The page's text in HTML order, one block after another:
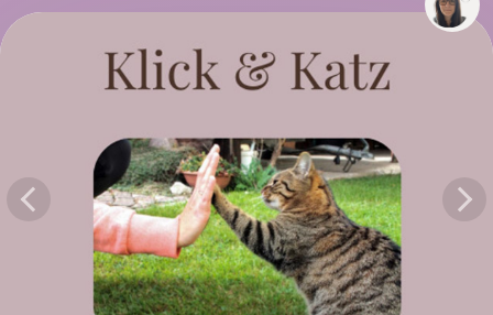
Soon you will learn more about me here...